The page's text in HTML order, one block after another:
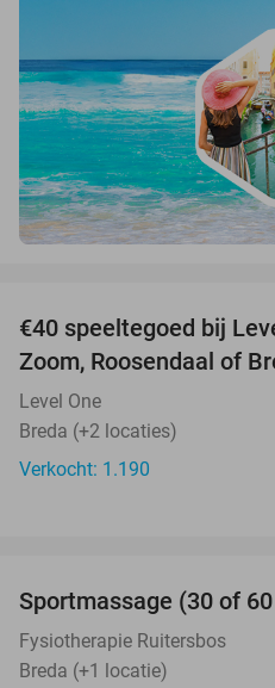
€40 speeltegoed bij
Zoom, Roosendaal of
Level One
Breda (+2 locaties)
Verkocht: 1.190
Sportmassage (30 of
Fysiotherapie Ruitersbos
Breda (+1 locatie)